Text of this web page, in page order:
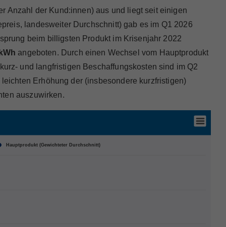
Anzahl der Kund:innen) aus und liegt seit einigen
landesweiter Durchschnitt) gab es im Q1 2026
beim billigsten Produkt im Krisenjahr 2022
angeboten. Durch einen Wechsel vom Hauptprodukt
und langfristigen Beschaffungskosten sind im Q2
Erhöhung der (insbesondere kurzfristigen)
auszuwirken.